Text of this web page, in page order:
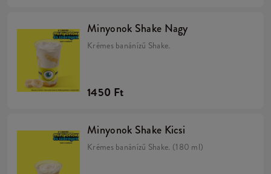
Minyonok Shake Nagy
Krémes banánízű Shake.
1450 Ft
Minyonok Shake Kicsi
Krémes banánízű Shake. (180 ml)